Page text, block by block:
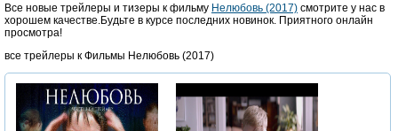
Все новые трейлеры и тизеры к фильму Нелюбовь (2017) смотрите у нас в
хорошем качестве.Будьте в курсе последних новинок. Приятного онлайн
просмотра!
все трейлеры к Фильмы Нелюбовь (2017)